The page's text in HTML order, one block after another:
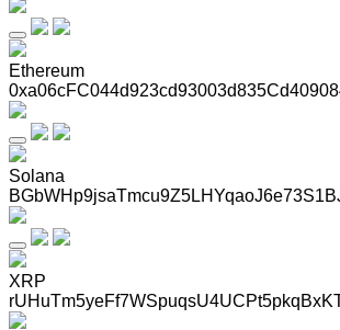
Ethereum
Solana
XRP